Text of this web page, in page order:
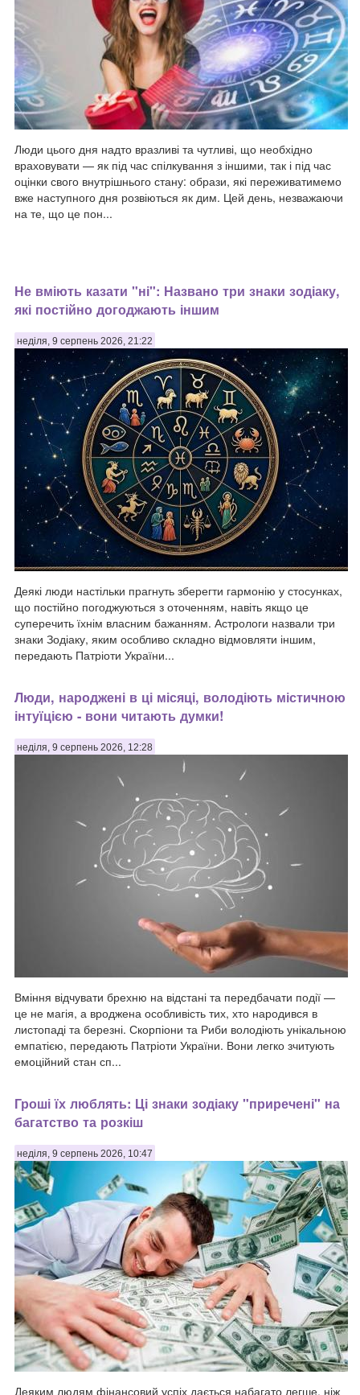
Люди цього дня надто вразливі та чутливі, що необхідно
враховувати — як під час спілкування з іншими, так і під час
оцінки свого внутрішнього стану: образи, які переживатимемо
вже наступного дня розвіються як дим. Цей день, незважаючи
на те, що це пон...
Не вміють казати "ні": Названо три знаки зодіаку,
які постійно догоджають іншим
неділя, 9 серпень 2026, 21:22
Деякі люди настільки прагнуть зберегти гармонію у стосунках,
що постійно погоджуються з оточенням, навіть якщо це
суперечить їхнім власним бажанням. Астрологи назвали три
знаки Зодіаку, яким особливо складно відмовляти іншим,
передають Патріоти України...
Люди, народжені в ці місяці, володіють містичною
інтуїцією - вони читають думки!
неділя, 9 серпень 2026, 12:28
Вміння відчувати брехню на відстані та передбачати події —
це не магія, а вроджена особливість тих, хто народився в
листопаді та березні. Скорпіони та Риби володіють унікальною
емпатією, передають Патріоти України. Вони легко зчитують
емоційний стан сп...
Гроші їх люблять: Ці знаки зодіаку "приречені" на
багатство та розкіш
неділя, 9 серпень 2026, 10:47
Деяким людям фінансовий успіх дається набагато легше, ніж